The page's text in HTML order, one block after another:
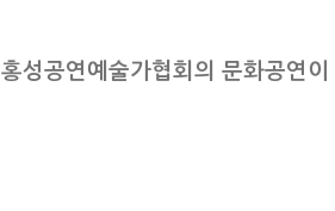
홍성공연예술가협회의 문화공연이